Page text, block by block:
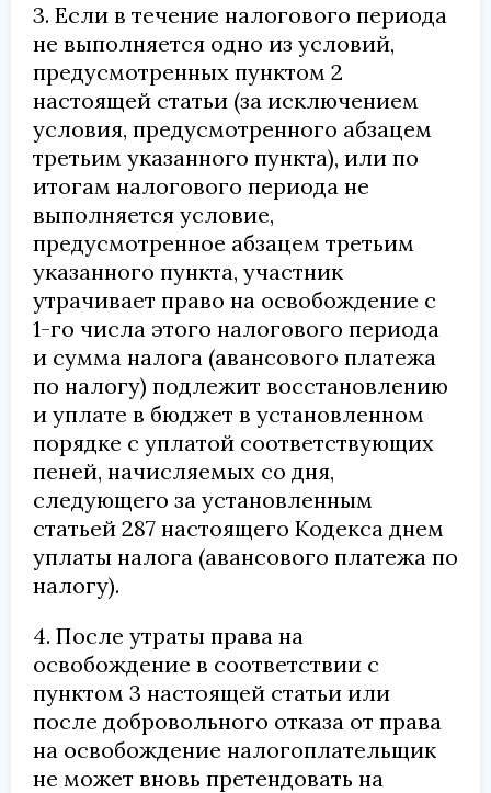
3. Если в течение налогового периода
не выполняется одно из условий,
предусмотренных пунктом 2
настоящей статьи (за исключением
условия, предусмотренного абзацем
третьим указанного пункта), или по
итогам налогового периода не
выполняется условие,
предусмотренное абзацем третьим
указанного пункта, участник
утрачивает право на освобождение с
1-го числа этого налогового периода
и сумма налога (авансового платежа
по налогу) подлежит восстановлению
и уплате в бюджет в установленном
порядке с уплатой соответствующих
пеней, начисляемых со дня,
следующего за установленным
статьей 287 настоящего Кодекса днем
уплаты налога (авансового платежа по
налогу).
4. После утраты права на
освобождение в соответствии с
пунктом 3 настоящей статьи или
после добровольного отказа от права
на освобождение налогоплательщик
не может вновь претендовать на